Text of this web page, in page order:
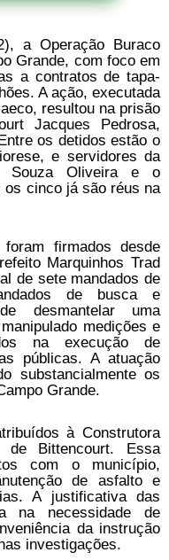
a Operação Buraco
Grande, com foco em
a contratos de tapa-
A ação, executada
resultou na prisão
Jacques Pedrosa,
os detidos estão o
e servidores da
Souza Oliveira e o
os cinco já são réus na
firmados desde
Marquinhos Trad
de sete mandados de
de busca e
desmantelar uma
medições e
na execução de
públicas. A atuação
substancialmente os
Grande.
à Construtora
Bittencourt. Essa
com o município,
de asfalto e
A justificativa das
na necessidade de
da instrução
investigações.